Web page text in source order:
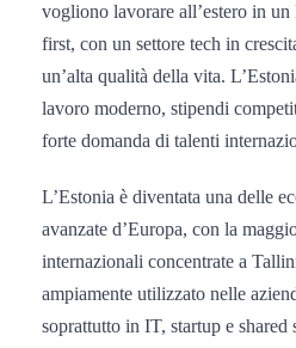
vogliono lavorare all’estero in un
first, con un settore tech in
un’alta qualità della vita.
lavoro moderno, stipendi
forte domanda di talenti
L’Estonia è diventata una delle
avanzate d’Europa, con la
internazionali concentrate a
ampiamente utilizzato nelle
soprattutto in IT, startup e shared